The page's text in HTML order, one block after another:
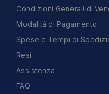
Condizioni Generali di
Modalità di Pagamento
Spese e Tempi di
Resi
Assistenza
FAQ